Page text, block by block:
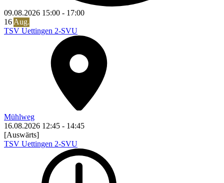
09.08.2026 15:00 - 17:00
16Aug.
TSV Uettingen 2-SVU
Mühlweg
16.08.2026 12:45 - 14:45
[Auswärts]
TSV Uettingen 2-SVU